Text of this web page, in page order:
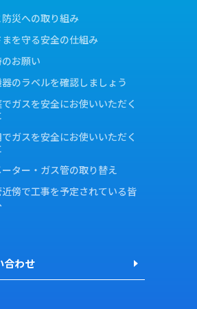
災への取り組み
を守る安全の仕組み
お願い
のラベルを確認しましょう
ガスを安全にお使いいただく
ガスを安全にお使いいただく
ター・ガス管の取り替え
傍で工事を予定されている皆
合わせ